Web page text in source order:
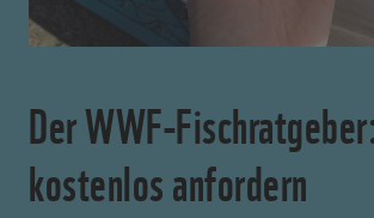
Der WWF-
kostenlos anfordern